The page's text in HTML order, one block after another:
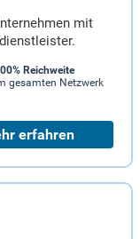
mit
Reichweite
gesamten Netzwerk
erfahren